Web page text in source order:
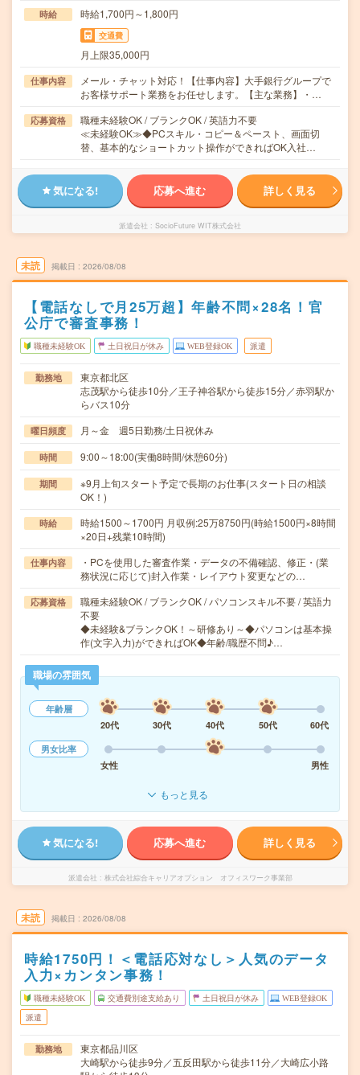
時給 時給1,700円～1,800円
交通費
月上限35,000円
仕事内容
メール・チャット対応！【仕事内容】大手銀行グループで
お客様サポート業務をお任せします。【主な業務】・…
応募資格
職種未経験OK / ブランクOK / 英語力不要
≪未経験OK≫◆PCスキル・コピー＆ペースト、画面切
替、基本的なショートカット操作ができればOK入社…
気になる! 応募へ進む 詳しく見る
派遣会社 SocioFuture WIT株式会社
未読 掲載日 2026/08/08
【電話なしで月25万超】年齢不問×28名！官
公庁で審査事務！
職種未経験OK 土日祝日が休み WEB登録OK 派遣
勤務地
東京都北区
志茂駅から徒歩10分／王子神谷駅から徒歩15分／赤羽駅か
らバス10分
曜日頻度 月～金 週5日勤務/土日祝休み
時間 9:00～18:00(実働8時間/休憩60分)
期間
※9月上旬スタート予定で長期のお仕事(スタート日の相談
OK！)
時給
時給1500～1700円 月収例:25万8750円(時給1500円×8時間
×20日+残業10時間)
仕事内容
・PCを使用した審査作業・データの不備確認、修正・(業
務状況に応じて)封入作業・レイアウト変更などの…
応募資格
職種未経験OK / ブランクOK / パソコンスキル不要 / 英語力
不要
◆未経験&ブランクOK！～研修あり～◆パソコンは基本操
作(文字入力)ができればOK◆年齢/職歴不問♪…
職場の雰囲気
年齢層
20代
30代 40代 50代
60代
男女比率
女性
男性
もっと見る
気になる! 応募へ進む 詳しく見る
派遣会社 株式会社綜合キャリアオプション オフィスワーク事業部
未読 掲載日 2026/08/08
時給1750円！＜電話応対なし＞人気のデータ
入力×カンタン事務！
職種未経験OK 交通費別途支給あり 土日祝日が休み WEB登録OK
派遣
勤務地
東京都品川区
大崎駅から徒歩9分／五反田駅から徒歩11分／大崎広小路